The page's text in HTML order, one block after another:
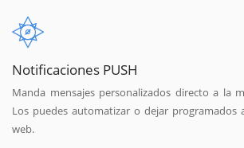
Notificaciones PUSH
Manda mensajes personalizados directo a la
Los puedes automatizar o dejar
web.